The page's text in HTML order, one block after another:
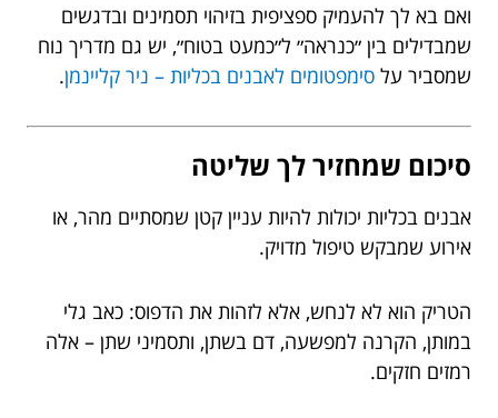
ואם בא לך להעמיק ספציפית בזיהוי תסמינים ובדגשים
שמבדילים בין ״כנראה״ ל״כמעט בטוח״, יש גם מדריך נוח
שמסביר על סימפטומים לאבנים בכליות – ניר קליינמן.
סיכום שמחזיר לך שליטה
אבנים בכליות יכולות להיות עניין קטן שמסתיים מהר, או
אירוע שמבקש טיפול מדויק.
הטריק הוא לא לנחש, אלא לזהות את הדפוס: כאב גלי
במותן, הקרנה למפשעה, דם בשתן, ותסמיני שתן – אלה
רמזים חזקים.